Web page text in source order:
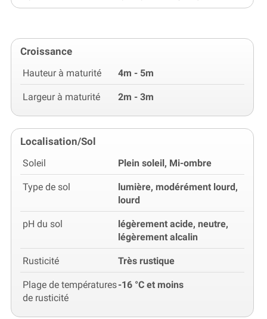
Croissance
Hauteur à maturité 4m - 5m
Largeur à maturité 2m - 3m
Localisation/Sol
Soleil Plein soleil, Mi-ombre
Type de sol
lumière, modérément lourd,
lourd
pH du sol
légèrement acide, neutre,
légèrement alcalin
Rusticité Très rustique
Plage de températures
de rusticité
-16 °C et moins